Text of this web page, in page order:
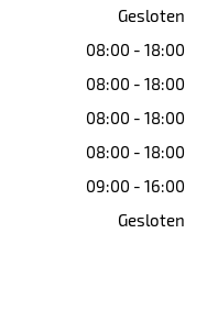
Gesloten
08:00 - 18:00
08:00 - 18:00
08:00 - 18:00
08:00 - 18:00
09:00 - 16:00
Gesloten